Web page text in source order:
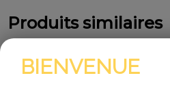
Produits similaires
BIENVENUE